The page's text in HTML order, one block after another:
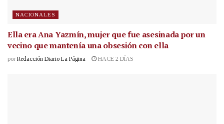
NACIONALES
Ella era Ana Yazmín, mujer que fue asesinada por un
vecino que mantenía una obsesión con ella
por Redacción Diario La Página HACE 2 DÍAS